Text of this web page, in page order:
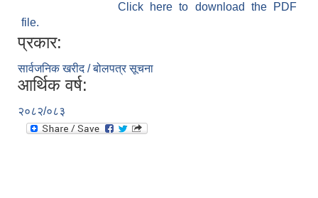
Click here to download the PDF
file.
प्रकार:
सार्वजनिक खरीद / बोलपत्र सूचना
आर्थिक वर्ष:
२०८२/०८३